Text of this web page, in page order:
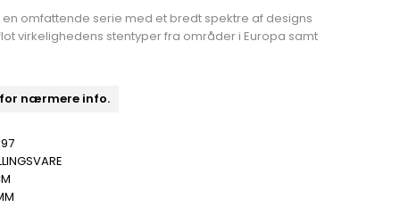
omfattende serie med et bredt spektre af designs
virkelighedens stentyper fra områder i Europa samt
nærmere info.